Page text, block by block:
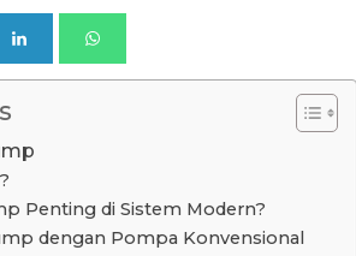
Penting di Sistem Modern?
dengan Pompa Konvensional